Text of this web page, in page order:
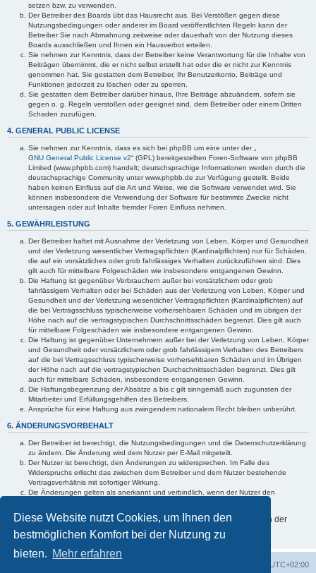
Diese Website nutzt Cookies, um Ihnen den
bestmöglichen Komfort bei der Nutzung zu
bieten. Mehr erfahren
setzen bzw. zu verwenden.
Der Betreiber des Boards übt das Hausrecht aus. Bei Verstößen gegen diese
Nutzungsbedingungen oder anderer im Board veröffentlichten Regeln kann der
Betreiber Sie nach Abmahnung zeitweise oder dauerhaft von der Nutzung dieses
Boards ausschließen und Ihnen ein Hausverbot erteilen.
Sie nehmen zur Kenntnis, dass der Betreiber keine Verantwortung für die Inhalte von
Beiträgen übernimmt, die er nicht selbst erstellt hat oder die er nicht zur Kenntnis
genommen hat. Sie gestatten dem Betreiber, Ihr Benutzerkonto, Beiträge und
Funktionen jederzeit zu löschen oder zu sperren.
Sie gestatten dem Betreiber darüber hinaus, Ihre Beiträge abzuändern, sofern sie
gegen o. g. Regeln verstoßen oder geeignet sind, dem Betreiber oder einem Dritten
Schaden zuzufügen.
4. GENERAL PUBLIC LICENSE
Sie nehmen zur Kenntnis, dass es sich bei phpBB um eine unter der „
GNU General Public License v2“ (GPL) bereitgestellten Foren-Software von phpBB
Limited (www.phpbb.com) handelt; deutschsprachige Informationen werden durch die
deutschsprachige Community unter www.phpbb.de zur Verfügung gestellt. Beide
haben keinen Einfluss auf die Art und Weise, wie die Software verwendet wird. Sie
können insbesondere die Verwendung der Software für bestimmte Zwecke nicht
untersagen oder auf Inhalte fremder Foren Einfluss nehmen.
5. GEWÄHRLEISTUNG
Der Betreiber haftet mit Ausnahme der Verletzung von Leben, Körper und Gesundheit
und der Verletzung wesentlicher Vertragspflichten (Kardinalpflichten) nur für Schäden,
die auf ein vorsätzliches oder grob fahrlässiges Verhalten zurückzuführen sind. Dies
gilt auch für mittelbare Folgeschäden wie insbesondere entgangenen Gewinn.
Die Haftung ist gegenüber Verbrauchern außer bei vorsätzlichem oder grob
fahrlässigem Verhalten oder bei Schäden aus der Verletzung von Leben, Körper und
Gesundheit und der Verletzung wesentlicher Vertragspflichten (Kardinalpflichten) auf
die bei Vertragsschluss typischerweise vorhersehbaren Schäden und im übrigen der
Höhe nach auf die vertragstypischen Durchschnittsschäden begrenzt. Dies gilt auch
für mittelbare Folgeschäden wie insbesondere entgangenen Gewinn.
Die Haftung ist gegenüber Unternehmern außer bei der Verletzung von Leben, Körper
und Gesundheit oder vorsätzlichem oder grob fahrlässigem Verhalten des Betreibers
auf die bei Vertragsschluss typischerweise vorhersehbaren Schäden und im Übrigen
der Höhe nach auf die vertragstypischen Durchschnittsschäden begrenzt. Dies gilt
auch für mittelbare Schäden, insbesondere entgangenen Gewinn.
Die Haftungsbegrenzung der Absätze a bis c gilt sinngemäß auch zugunsten der
Mitarbeiter und Erfüllungsgehilfen des Betreibers.
Ansprüche für eine Haftung aus zwingendem nationalem Recht bleiben unberührt.
6. ÄNDERUNGSVORBEHALT
Der Betreiber ist berechtigt, die Nutzungsbedingungen und die Datenschutzerklärung
zu ändern. Die Änderung wird dem Nutzer per E-Mail mitgeteilt.
Der Nutzer ist berechtigt, den Änderungen zu widersprechen. Im Falle des
Widerspruchs erlischt das zwischen dem Betreiber und dem Nutzer bestehende
Vertragsverhältnis mit sofortiger Wirkung.
Die Änderungen gelten als anerkannt und verbindlich, wenn der Nutzer den
Informationen über den Umgang mit Ihren persönlichen Daten sind in der
Datenschutzerklärung enthalten.
UTC+02:00